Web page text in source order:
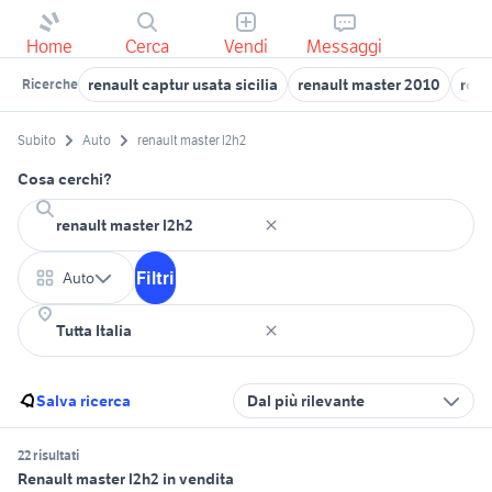
Home Cerca Vendi Messaggi
Ricerche renault captur usata sicilia renault master 2010
Subito Auto renault master l2h2
Cosa cerchi?
Auto Filtri
Salva ricerca Dal più rilevante
22 risultati
Renault master l2h2 in vendita